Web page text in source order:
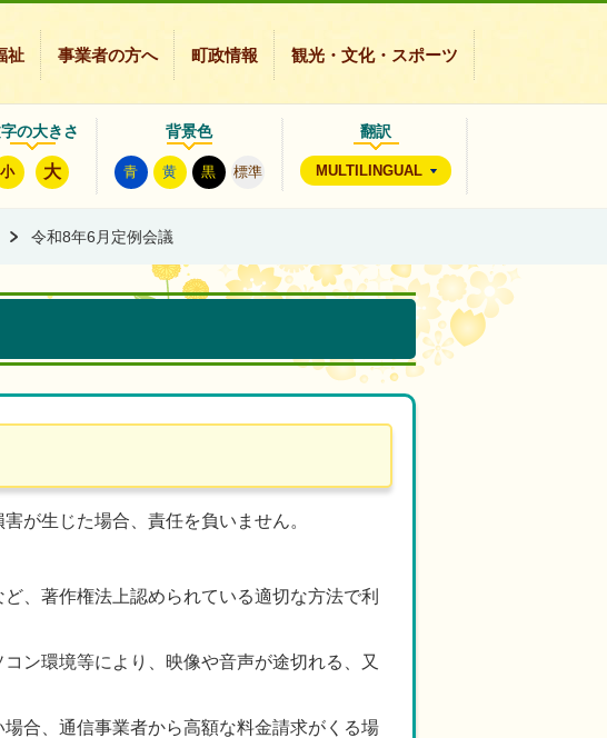
祉 事業者の方へ 町政情報 観光・文化・スポーツ
の大きさ
小 大
背景色
青 黄 黒 標準
翻訳
MULTILINGUAL
令和8年6月定例会議
が生じた場合、責任を負いません。
、著作権法上認められている適切な方法で利
ン環境等により、映像や音声が途切れる、又
合、通信事業者から高額な料金請求がくる場